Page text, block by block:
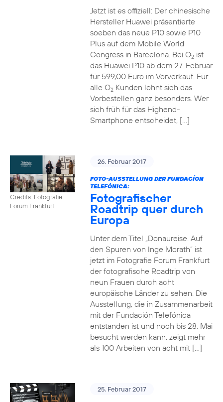
Jetzt ist es offiziell: Der chinesische
Hersteller Huawei präsentierte
soeben das neue P10 sowie P10
Plus auf dem Mobile World
Congress in Barcelona. Bei O2ist
das Huawei P10 ab dem 27. Februar
für 599,00 Euro im Vorverkauf. Für
alle O2Kunden lohnt sich das
Vorbestellen ganz besonders. Wer
sich früh für das Highend-
Smartphone entscheidet, […]
Credits: Fotografie
Forum Frankfurt
26. Februar 2017
FOTO-AUSSTELLUNG DER FUNDACÍON
TELEFÓNICA:
Fotografischer
Roadtrip quer durch
Europa
Unter dem Titel „Donaureise. Auf
den Spuren von Inge Morath“ ist
jetzt im Fotografie Forum Frankfurt
der fotografische Roadtrip von
neun Frauen durch acht
europäische Länder zu sehen. Die
Ausstellung, die in Zusammenarbeit
mit der Fundación Telefónica
entstanden ist und noch bis 28. Mai
besucht werden kann, zeigt mehr
als 100 Arbeiten von acht mit […]
25. Februar 2017